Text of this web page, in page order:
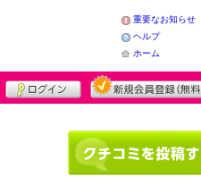
重要なお知らせ
ヘルプ
ホーム